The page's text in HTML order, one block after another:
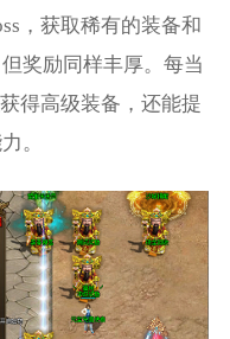
，获取稀有的装备和
奖励同样丰厚。每当
得高级装备，还能提
。